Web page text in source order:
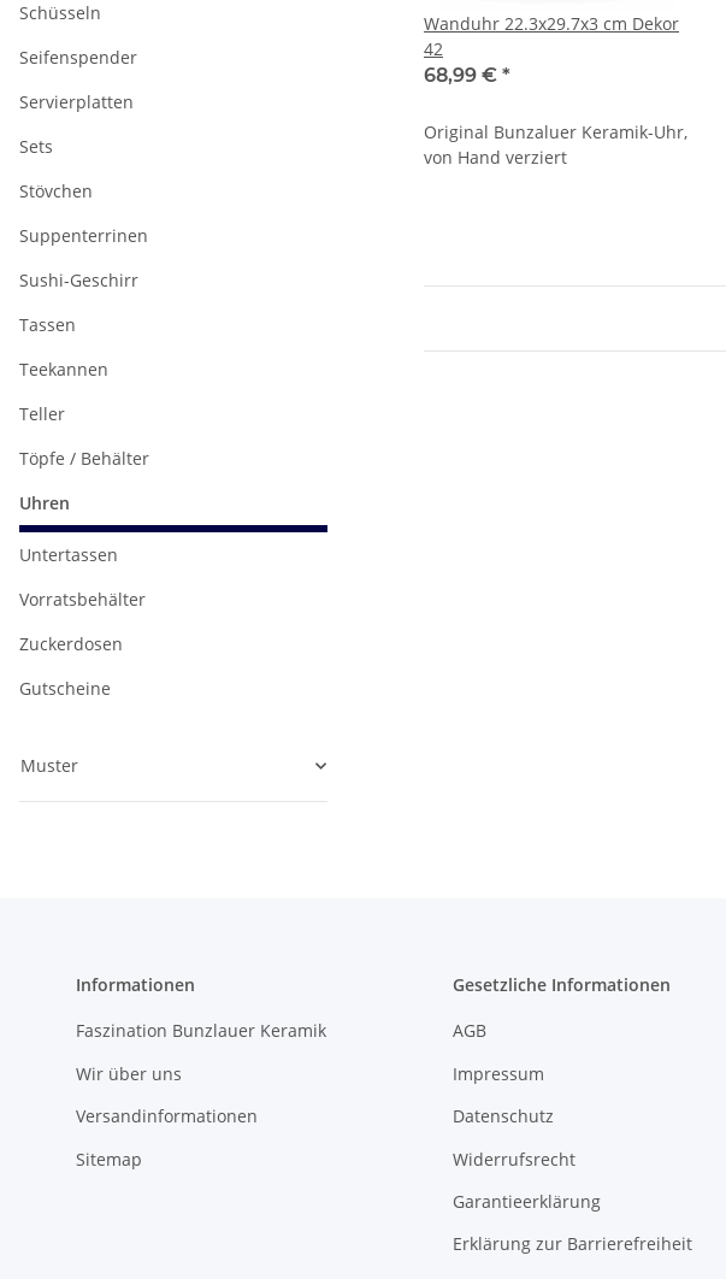
Wanduhr 22.3x29.7x3 cm Dekor
42
68,99 € *
Original Bunzaluer Keramik-Uhr,
von Hand verziert
Schüsseln
Seifenspender
Servierplatten
Sets
Stövchen
Suppenterrinen
Sushi-Geschirr
Tassen
Teekannen
Teller
Töpfe / Behälter
Uhren
Untertassen
Vorratsbehälter
Zuckerdosen
Gutscheine
Muster
Informationen
Faszination Bunzlauer Keramik
Wir über uns
Versandinformationen
Sitemap
Gesetzliche Informationen
AGB
Impressum
Datenschutz
Widerrufsrecht
Garantieerklärung
Erklärung zur Barrierefreiheit